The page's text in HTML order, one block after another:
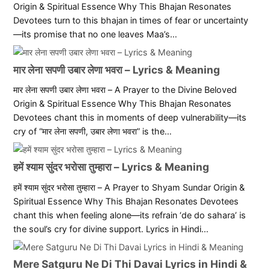
Origin & Spiritual Essence Why This Bhajan Resonates
Devotees turn to this bhajan in times of fear or uncertainty
—its promise that no one leaves Maa’s…
मार लेना सपणी उबार लेणा भवरा – Lyrics & Meaning
मार लेना सपणी उबार लेणा भवरा – A Prayer to the Divine Beloved
Origin & Spiritual Essence Why This Bhajan Resonates
Devotees chant this in moments of deep vulnerability—its
cry of “मार लेना सपणी, उबार लेणा भवरा” is the…
हमें श्याम सुंदर भरोसा तुम्हारा – Lyrics & Meaning
हमें श्याम सुंदर भरोसा तुम्हारा – A Prayer to Shyam Sundar Origin &
Spiritual Essence Why This Bhajan Resonates Devotees
chant this when feeling alone—its refrain ‘de do sahara’ is
the soul’s cry for divine support. Lyrics in Hindi…
Mere Satguru Ne Di Thi Davai Lyrics in Hindi &